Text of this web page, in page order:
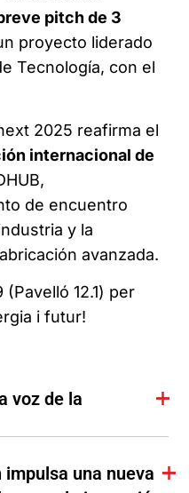
pitch de 3
proyecto liderado
Tecnología, con el
2025 reafirma el
internacional de
de encuentro
y la
avanzada.
(Pavelló 12.1) per
i futur!
voz de la
una nueva